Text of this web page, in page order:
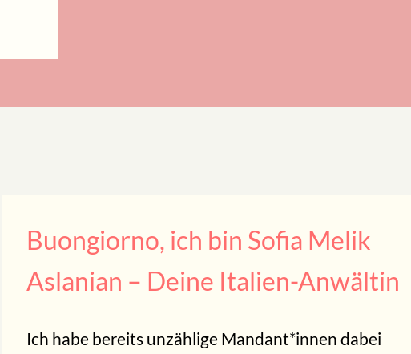
Buongiorno, ich bin Sofia Melik
Aslanian – Deine Italien-Anwältin
Ich habe bereits unzählige Mandant*innen dabei